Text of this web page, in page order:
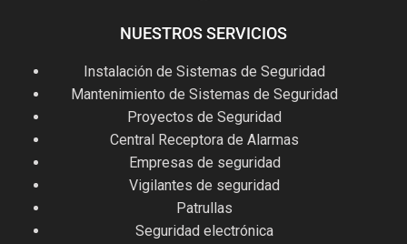
NUESTROS SERVICIOS
Instalación de Sistemas de Seguridad
Mantenimiento de Sistemas de Seguridad
Proyectos de Seguridad
Central Receptora de Alarmas
Empresas de seguridad
Vigilantes de seguridad
Patrullas
Seguridad electrónica